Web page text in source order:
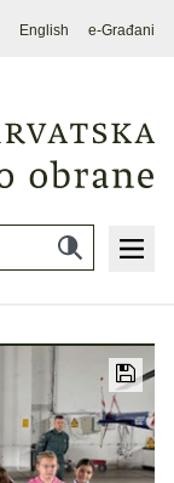
English e-Građani